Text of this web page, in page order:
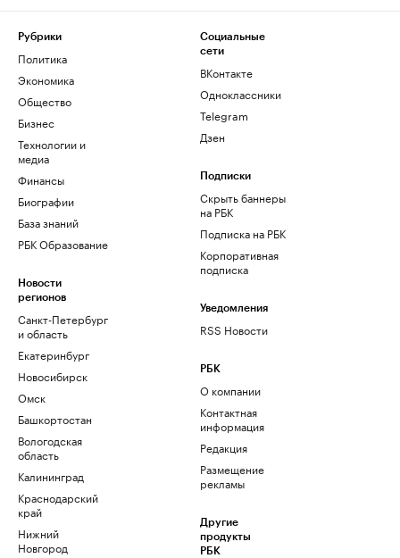
Рубрики
Политика
Экономика
Общество
Бизнес
Технологии и
медиа
Финансы
Биографии
База знаний
РБК Образование
Новости
регионов
Санкт-Петербург
и область
Екатеринбург
Новосибирск
Омск
Башкортостан
Вологодская
область
Калининград
Краснодарский
край
Нижний
Новгород
Социальные
сети
ВКонтакте
Одноклассники
Telegram
Дзен
Подписки
Скрыть баннеры
на РБК
Подписка на РБК
Корпоративная
подписка
Уведомления
RSS Новости
РБК
О компании
Контактная
информация
Редакция
Размещение
рекламы
Другие
продукты
РБК